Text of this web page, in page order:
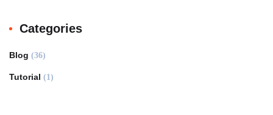
Categories
Blog (36)
Tutorial (1)